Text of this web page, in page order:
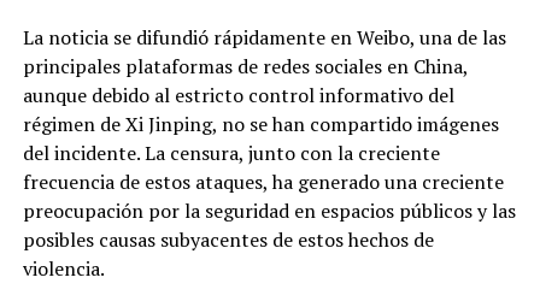
La noticia se difundió rápidamente en Weibo, una de las
principales plataformas de redes sociales en China,
aunque debido al estricto control informativo del
régimen de Xi Jinping, no se han compartido imágenes
del incidente. La censura, junto con la creciente
frecuencia de estos ataques, ha generado una creciente
preocupación por la seguridad en espacios públicos y las
posibles causas subyacentes de estos hechos de
violencia.